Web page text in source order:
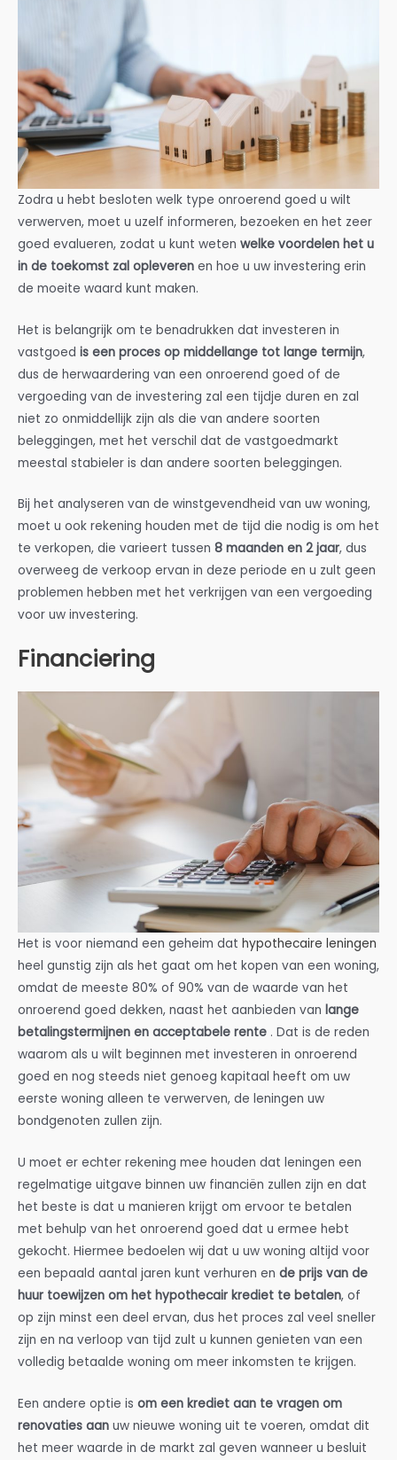
Zodra u hebt besloten welk type onroerend goed u wilt
verwerven, moet u uzelf informeren, bezoeken en het zeer
goed evalueren, zodat u kunt weten welke voordelen het u
in de toekomst zal opleveren en hoe u uw investering erin
de moeite waard kunt maken.
Het is belangrijk om te benadrukken dat investeren in
vastgoed is een proces op middellange tot lange termijn,
dus de herwaardering van een onroerend goed of de
vergoeding van de investering zal een tijdje duren en zal
niet zo onmiddellijk zijn als die van andere soorten
beleggingen, met het verschil dat de vastgoedmarkt
meestal stabieler is dan andere soorten beleggingen.
Bij het analyseren van de winstgevendheid van uw woning,
moet u ook rekening houden met de tijd die nodig is om het
te verkopen, die varieert tussen 8 maanden en 2 jaar, dus
overweeg de verkoop ervan in deze periode en u zult geen
problemen hebben met het verkrijgen van een vergoeding
voor uw investering.
Financiering
Het is voor niemand een geheim dat hypothecaire leningen
heel gunstig zijn als het gaat om het kopen van een woning,
omdat de meeste 80% of 90% van de waarde van het
onroerend goed dekken, naast het aanbieden van lange
betalingstermijnen en acceptabele rente . Dat is de reden
waarom als u wilt beginnen met investeren in onroerend
goed en nog steeds niet genoeg kapitaal heeft om uw
eerste woning alleen te verwerven, de leningen uw
bondgenoten zullen zijn.
U moet er echter rekening mee houden dat leningen een
regelmatige uitgave binnen uw financiën zullen zijn en dat
het beste is dat u manieren krijgt om ervoor te betalen
met behulp van het onroerend goed dat u ermee hebt
gekocht. Hiermee bedoelen wij dat u uw woning altijd voor
een bepaald aantal jaren kunt verhuren en de prijs van de
huur toewijzen om het hypothecair krediet te betalen, of
op zijn minst een deel ervan, dus het proces zal veel sneller
zijn en na verloop van tijd zult u kunnen genieten van een
volledig betaalde woning om meer inkomsten te krijgen.
Een andere optie is om een krediet aan te vragen om
renovaties aan uw nieuwe woning uit te voeren, omdat dit
het meer waarde in de markt zal geven wanneer u besluit